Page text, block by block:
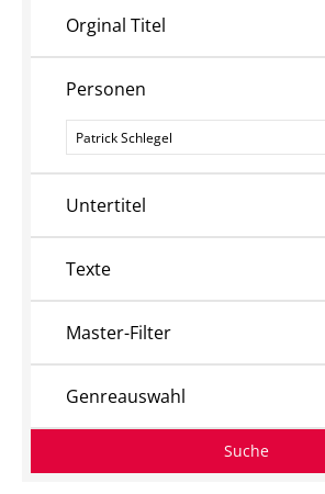
Orginal Titel
Personen
Personen
Untertitel
Texte
Master-Filter
Genreauswahl
Suche